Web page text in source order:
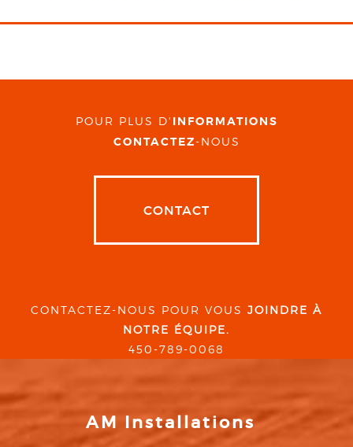
POUR PLUS D' INFORMATIONS
CONTACTEZ-NOUS
CONTACT
CONTACTEZ-NOUS POUR VOUS JOINDRE À
NOTRE ÉQUIPE.
450-789-0068
AM Installations